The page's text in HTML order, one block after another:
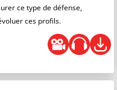
ce type de défense,
ces profils.